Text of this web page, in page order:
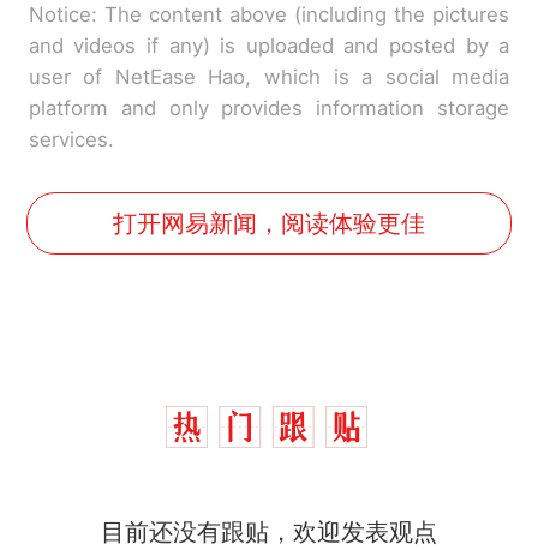
Notice: The content above (including the pictures
and videos if any) is uploaded and posted by a
user of NetEase Hao, which is a social media
platform and only provides information storage
services.
打开网易新闻，阅读体验更佳
目前还没有跟贴，欢迎发表观点